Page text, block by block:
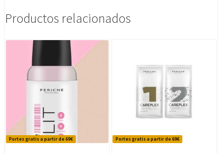
Productos relacionados
Portes gratis a partir de 69€ Portes gratis a partir de 69€